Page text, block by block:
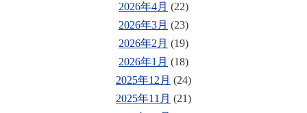
2026年4月 (22)
2026年3月 (23)
2026年2月 (19)
2026年1月 (18)
2025年12月 (24)
2025年11月 (21)